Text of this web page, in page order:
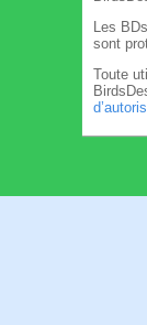
Les
sont
Toute